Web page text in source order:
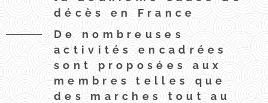
décès en France
De nombreuses
activités encadrées
sont proposées aux
membres telles que
des marches tout au